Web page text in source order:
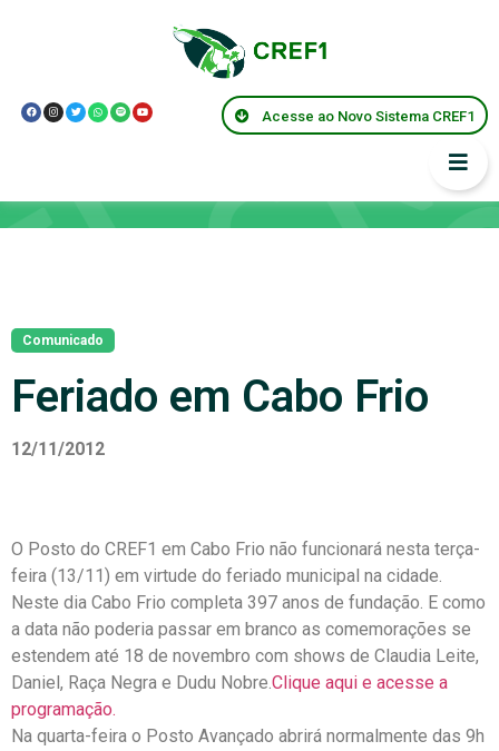
Acesse ao Novo Sistema CREF1
Comunicado
Feriado em Cabo Frio
12/11/2012
O Posto do CREF1 em Cabo Frio não funcionará nesta terça-
feira (13/11) em virtude do feriado municipal na cidade.
Neste dia Cabo Frio completa 397 anos de fundação. E como
a data não poderia passar em branco as comemorações se
estendem até 18 de novembro com shows de Claudia Leite,
Daniel, Raça Negra e Dudu Nobre.Clique aqui e acesse a
programação.
Na quarta-feira o Posto Avançado abrirá normalmente das 9h